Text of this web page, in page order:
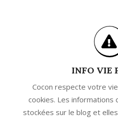
INFO VIE
Cocon respecte votre
cookies. Les informations
stockées sur le blog et